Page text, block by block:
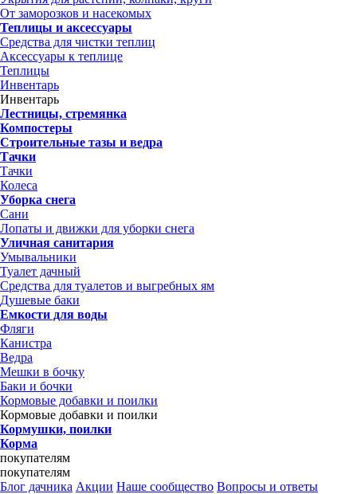
От заморозков и насекомых
Теплицы и аксессуары
Средства для чистки теплиц
Аксессуары к теплице
Теплицы
Инвентарь
Инвентарь
Лестницы, стремянка
Компостеры
Строительные тазы и ведра
Тачки
Тачки
Колеса
Уборка снега
Сани
Лопаты и движки для уборки снега
Уличная санитария
Умывальники
Туалет дачный
Средства для туалетов и выгребных ям
Душевые баки
Емкости для воды
Фляги
Канистра
Ведра
Мешки в бочку
Баки и бочки
Кормовые добавки и поилки
Кормовые добавки и поилки
Кормушки, поилки
Корма
покупателям
покупателям
Блог дачника Акции Наше сообщество Вопросы и ответы